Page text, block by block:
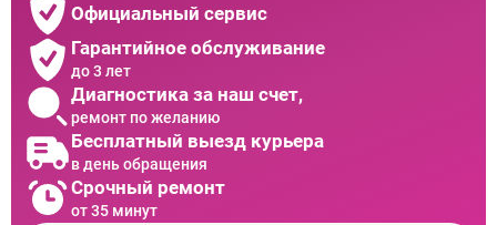
Официальный сервис
Гарантийное обслуживание
до 3 лет
Диагностика за наш счет,
ремонт по желанию
Бесплатный выезд курьера
в день обращения
Срочный ремонт
от 35 минут